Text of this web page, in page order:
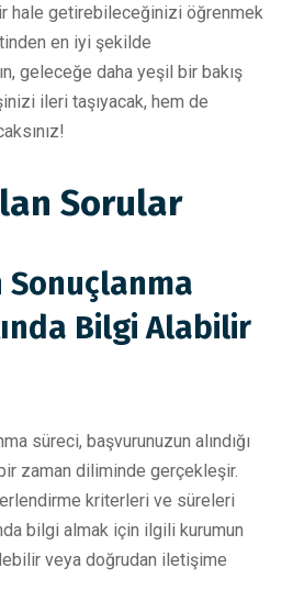
hale getirebileceğinizi öğrenmek
en iyi şekilde
geleceğe daha yeşil bir bakış
ileri taşıyacak, hem de
Sorular
Sonuçlanma
Bilgi Alabilir
süreci, başvurunuzun alındığı
zaman diliminde gerçekleşir.
kriterleri ve süreleri
bilgi almak için ilgili kurumun
veya doğrudan iletişime